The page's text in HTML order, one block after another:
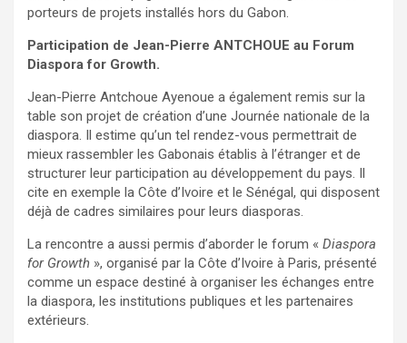
porteurs de projets installés hors du Gabon.
Participation de Jean-Pierre ANTCHOUE au Forum
Diaspora for Growth.
Jean-Pierre Antchoue Ayenoue a également remis sur la
table son projet de création d’une Journée nationale de la
diaspora. Il estime qu’un tel rendez-vous permettrait de
mieux rassembler les Gabonais établis à l’étranger et de
structurer leur participation au développement du pays. Il
cite en exemple la Côte d’Ivoire et le Sénégal, qui disposent
déjà de cadres similaires pour leurs diasporas.
La rencontre a aussi permis d’aborder le forum « Diaspora
for Growth », organisé par la Côte d’Ivoire à Paris, présenté
comme un espace destiné à organiser les échanges entre
la diaspora, les institutions publiques et les partenaires
extérieurs.